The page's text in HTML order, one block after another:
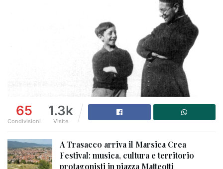
65
Condivisioni
1.3k
Visite
A Trasacco arriva il Marsica Crea
Festival: musica, cultura e territorio
protagonisti in piazza Matteotti